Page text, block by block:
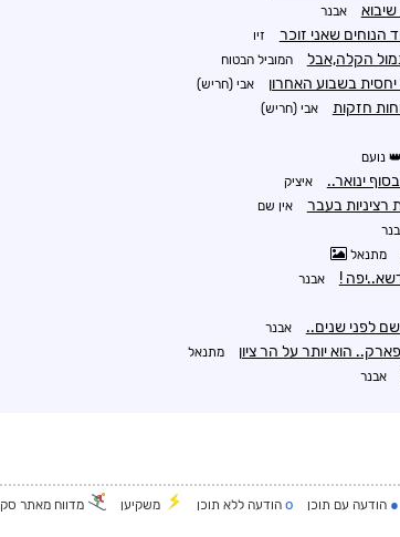
אבנר
הנוחים שאני זוכר זיו
הקלה,אבל המוביל הבטוח
יחסית בשבוע האחרון אבי (חריש)
חזקות אבי (חריש)
נועם
ינואר.. איציק
רציניות בעבר אין שם
מתנאל
! אבנר
לפני שנים.. אבנר
הוא יותר על הר ציון מתנאל
אבנר
● הודעה עם תוכן o הודעה ללא תוכן משקיען מדווח מאתר